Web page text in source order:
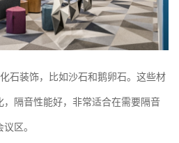
石装饰，比如沙石和鹅卵石。这些材
隔音性能好，非常适合在需要隔音
区。